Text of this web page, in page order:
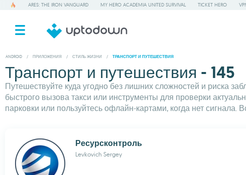
ARES: THE IRON VANGUARD MY HERO ACADEMIA UNITED SURVIVAL TICKET HERO
ANDROID / ПРИЛОЖЕНИЯ / СТИЛЬ ЖИЗНИ / ТРАНСПОРТ И ПУТЕШЕСТВИЯ
Транспорт и путешествия - 145
Путешествуйте куда угодно без лишних сложностей и риска
быстрого вызова такси или инструменты для проверки
парковки или пользуйтесь офлайн-картами, когда нет
Ресурсконтроль
Levkovich Sergey